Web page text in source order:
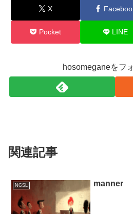
X
Pocket LINE
hosomeganeをフ
関連記事
NGSL manner